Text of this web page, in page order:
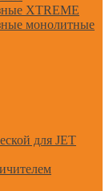
XTREME
монолитные
для JET